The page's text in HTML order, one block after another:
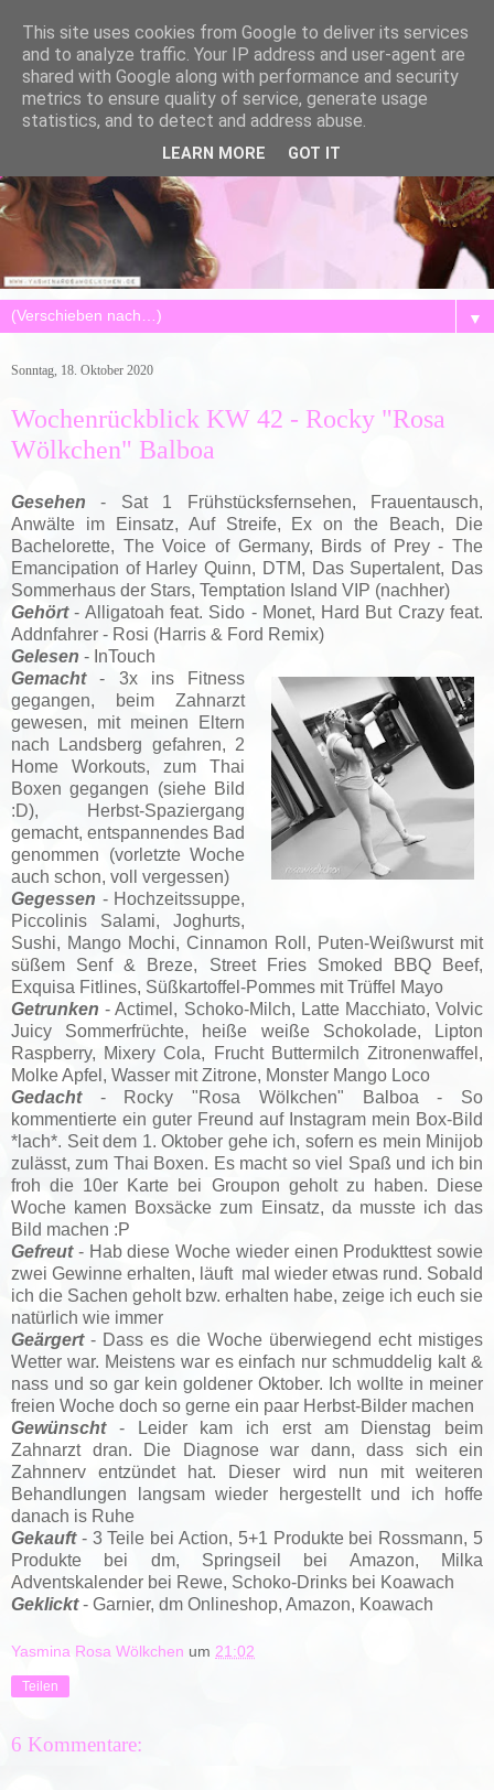
▼
Sonntag, 18. Oktober 2020
Wochenrückblick KW 42 - Rocky "Rosa
Wölkchen" Balboa
Gesehen - Sat 1 Frühstücksfernsehen, Frauentausch,
Anwälte im Einsatz, Auf Streife, Ex on the Beach, Die
Bachelorette, The Voice of Germany, Birds of Prey - The
Emancipation of Harley Quinn, DTM, Das Supertalent, Das
Sommerhaus der Stars, Temptation Island VIP (nachher)
Gehört- Alligatoah feat. Sido - Monet, Hard But Crazy feat.
Addnfahrer - Rosi (Harris & Ford Remix)
Gelesen - InTouch
Gemacht- 3x ins Fitness
gegangen, beim Zahnarzt
gewesen, mit meinen Eltern
nach Landsberg gefahren, 2
Home Workouts, zum Thai
Boxen gegangen (siehe Bild
:D),
Herbst-Spaziergang
gemacht,entspannendes Bad
genommen (vorletzte Woche
auch schon, voll vergessen)
Gegessen - Hochzeitssuppe,
Piccolinis Salami, Joghurts,
Sushi, Mango Mochi, Cinnamon Roll, Puten-Weißwurst mit
süßem Senf & Breze, Street Fries Smoked BBQ Beef,
Exquisa Fitlines, Süßkartoffel-Pommes mit Trüffel Mayo
Getrunken - Actimel, Schoko-Milch, Latte Macchiato, Volvic
Juicy Sommerfrüchte, heiße weiße Schokolade, Lipton
Raspberry, Mixery Cola, Frucht Buttermilch Zitronenwaffel,
Molke Apfel, Wasser mit Zitrone, Monster Mango Loco
Gedacht- Rocky "Rosa Wölkchen" Balboa - So
kommentierte ein guter Freund auf Instagram mein Box-Bild
*lach*. Seit dem 1. Oktober gehe ich, sofern es mein Minijob
zulässt, zum Thai Boxen. Es macht so viel Spaß und ich bin
froh die 10er Karte bei Groupon geholt zu haben. Diese
Woche kamen Boxsäcke zum Einsatz, da musste ich das
Bild machen :P
Gefreut- Hab diese Woche wieder einen Produkttest sowie
zwei Gewinne erhalten, läuft mal wieder etwas rund. Sobald
ich die Sachen geholt bzw. erhalten habe, zeige ich euch sie
natürlich wie immer
Geärgert- Dass es die Woche überwiegend echt mistiges
Wetter war. Meistens war es einfach nur schmuddelig kalt &
nass und so gar kein goldener Oktober. Ich wollte in meiner
freien Woche doch so gerne ein paar Herbst-Bilder machen
Gewünscht- Leider kam ich erst am Dienstag beim
Zahnarzt dran. Die Diagnose war dann, dass sich ein
Zahnnerv entzündet hat. Dieser wird nun mit weiteren
Behandlungen langsam wieder hergestellt und ich hoffe
danach is Ruhe
Gekauft- 3 Teile bei Action, 5+1 Produkte bei Rossmann, 5
Produkte bei dm, Springseil bei Amazon, Milka
Adventskalender bei Rewe, Schoko-Drinks bei Koawach
Geklickt- Garnier, dm Onlineshop, Amazon, Koawach
Yasmina Rosa Wölkchen um 21:02
Teilen
6 Kommentare:
This site uses cookies from Google to deliver its services
and to analyze traffic. Your IP address and user-agent are
shared with Google along with performance and security
metrics to ensure quality of service, generate usage
statistics, and to detect and address abuse.
LEARN MORE GOT IT